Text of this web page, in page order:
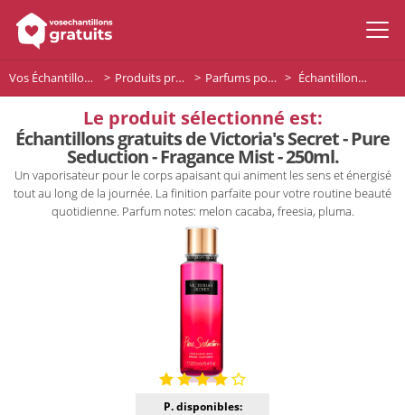
Vos Échantillons Gratuits Produits premium Parfums pour femme Échantillons gratuits de Victoria's Secret - Pure Seduction - Fragance Mist - 250ml.
Le produit sélectionné est:
Échantillons gratuits de Victoria's Secret - Pure
Seduction - Fragance Mist - 250ml.
Un vaporisateur pour le corps apaisant qui animent les sens et énergisé
tout au long de la journée. La finition parfaite pour votre routine beauté
quotidienne. Parfum notes: melon cacaba, freesia, pluma.
P. disponibles: